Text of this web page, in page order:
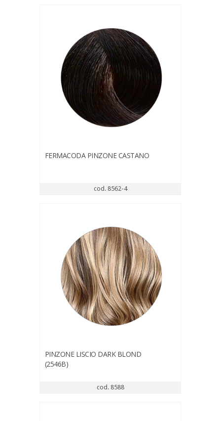
FERMACODA PINZONE CASTANO
cod. 8562-4
PINZONE LISCIO DARK BLOND
(2546B)
cod. 8588